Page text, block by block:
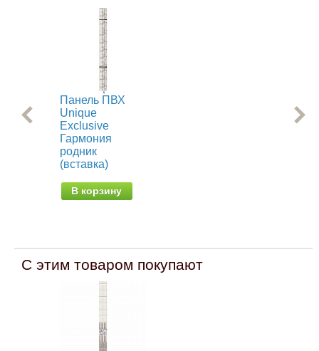
Панель ПВХ
Unique
Exclusive
Гармония
родник
(вставка)
В корзину
С этим товаром покупают